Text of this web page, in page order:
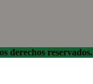
derechos reservados.